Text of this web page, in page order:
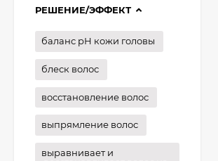
РЕШЕНИЕ/ЭФФЕКТ
баланс рН кожи головы
блеск волос
восстановление волос
выпрямление волос
выравнивает и